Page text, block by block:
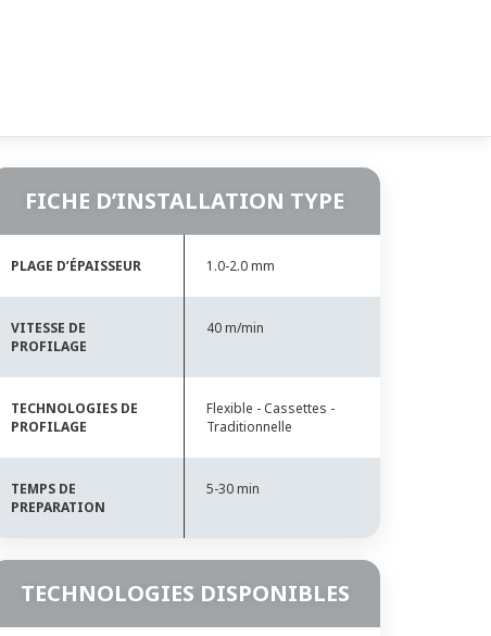
FICHE D’INSTALLATION TYPE
PLAGE D’ÉPAISSEUR 1.0-2.0 mm
VITESSE DE
PROFILAGE
40 m/min
TECHNOLOGIES DE
PROFILAGE
Flexible - Cassettes -
Traditionnelle
TEMPS DE
PREPARATION
5-30 min
TECHNOLOGIES DISPONIBLES